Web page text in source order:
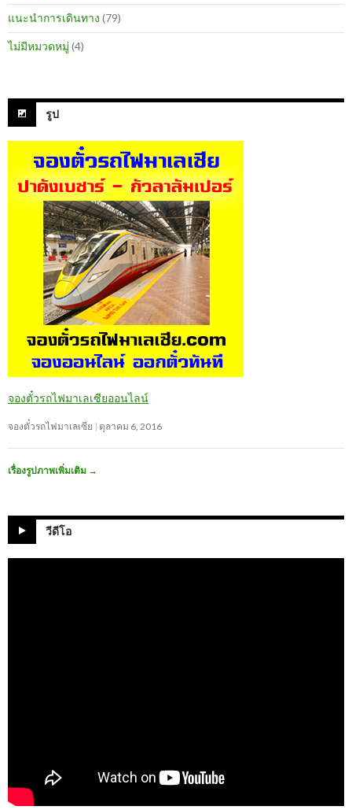
แนะนำการเดินทาง (79)
ไม่มีหมวดหมู่ (4)
รูป
จองตั๋วรถไฟมาเลเซียออนไลน์
จองตั๋วรถไฟมาเลเซีย ตุลาคม 6, 2016
เรื่องรูปภาพเพิ่มเติม →
วีดีโอ